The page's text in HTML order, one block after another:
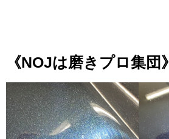
《NOJは磨きプロ集団》